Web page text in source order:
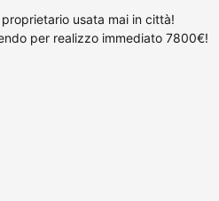
usata mai in città!
per realizzo immediato 7800€!